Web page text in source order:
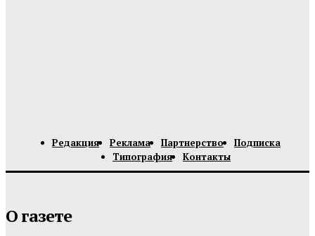
Редакция Реклама Партнерство
Подписка
Типография
Контакты
О газете